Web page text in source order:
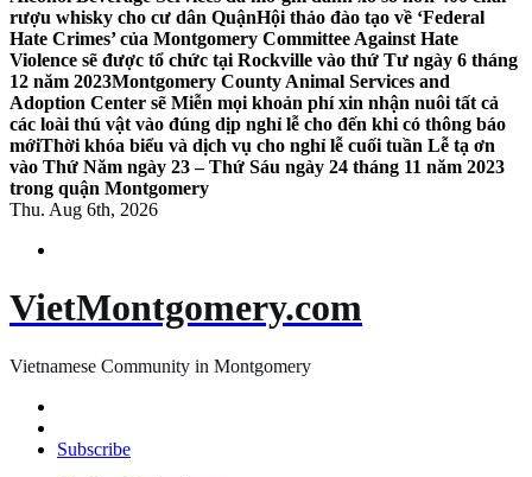
rượu whisky cho cư dân QuậnHội thảo đào tạo về ‘Federal
Hate Crimes’ của Montgomery Committee Against Hate
Violence sẽ được tổ chức tại Rockville vào thứ Tư ngày 6 tháng
12 năm 2023Montgomery County Animal Services and
Adoption Center sẽ Miễn mọi khoản phí xin nhận nuôi tất cả
các loài thú vật vào đúng dịp nghỉ lễ cho đến khi có thông báo
mớiThời khóa biểu và dịch vụ cho nghỉ lễ cuối tuần Lễ tạ ơn
vào Thứ Năm ngày 23 – Thứ Sáu ngày 24 tháng 11 năm 2023
trong quận Montgomery
Thu. Aug 6th, 2026
VietMontgomery.com
Vietnamese Community in Montgomery
Subscribe